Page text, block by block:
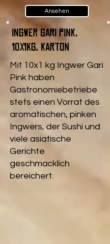
Ansehen
Ingwer Gari pink,
10x1kg, Karton
Mit 10x1 kg Ingwer Gari
Pink haben
Gastronomiebetriebe
stets einen Vorrat des
aromatischen, pinken
Ingwers, der Sushi und
viele asiatische
Gerichte
geschmacklich
bereichert.